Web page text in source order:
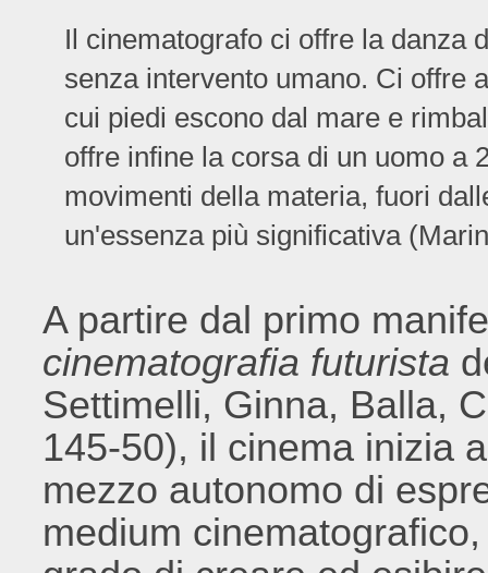
Il cinematografo ci offre la danza
senza intervento umano. Ci offre
cui piedi escono dal mare e
offre infine la corsa di un uomo a
movimenti della materia, fuori
un'essenza più significativa
A partire dal primo
cinematografia futurista
Settimelli, Ginna, Balla,
145-50), il cinema inizia
mezzo autonomo di
medium